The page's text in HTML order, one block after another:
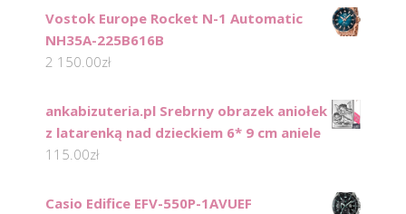
Vostok Europe Rocket N-1 Automatic
NH35A-225B616B
2 150.00zł
ankabizuteria.pl Srebrny obrazek aniołek
z latarenką nad dzieckiem 6* 9 cm aniele
115.00zł
Casio Edifice EFV-550P-1AVUEF